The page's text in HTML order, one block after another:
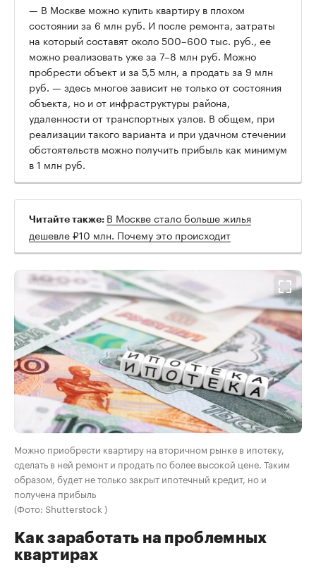
— В Москве можно купить квартиру в плохом
состоянии за 6 млн руб. И после ремонта, затраты
на который составят около 500–600 тыс. руб., ее
можно реализовать уже за 7–8 млн руб. Можно
пробрести объект и за 5,5 млн, а продать за 9 млн
руб. — здесь многое зависит не только от состояния
объекта, но и от инфраструктуры района,
удаленности от транспортных узлов. В общем, при
реализации такого варианта и при удачном стечении
обстоятельств можно получить прибыль как минимум
в 1 млн руб.
Читайте также: В Москве стало больше жилья
дешевле ₽10 млн. Почему это происходит
Можно приобрести квартиру на вторичном рынке в ипотеку,
сделать в ней ремонт и продать по более высокой цене. Таким
образом, будет не только закрыт ипотечный кредит, но и
получена прибыль
(Фото: Shutterstock )
Как заработать на проблемных
квартирах